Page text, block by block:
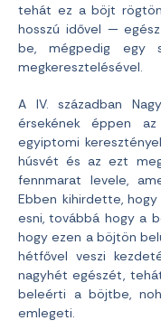
tehát ez a böjt
hosszú idővel —
be, mégpedig egy
megkeresztelésével.
A IV. században
érsekének éppen
egyiptomi
húsvét és az ezt
fennmarat levele,
Ebben kihirdette,
esni, továbbá hogy a
hogy ezen a böjtön
hétfővel veszi
nagyhét egészét,
beleérti a böjtbe,
emlegeti.